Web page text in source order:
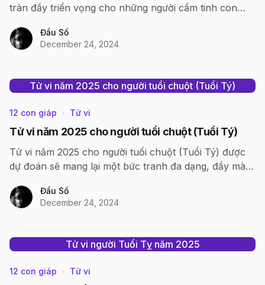
tràn đầy triển vọng cho những người cầm tinh con
Đẩu Số
December 24, 2024
Tử vi năm 2025 cho người tuổi chuột (Tuổi Tý)
12 con giáp Tử vi
Tử vi năm 2025 cho người tuổi chuột (Tuổi Tý)
Tử vi năm 2025 cho người tuổi chuột (Tuổi Tý) được
dự đoán sẽ mang lại một bức tranh đa dạng, đầy màu
Đẩu Số
December 24, 2024
Tử vi người Tuổi Tỵ năm 2025
12 con giáp Tử vi